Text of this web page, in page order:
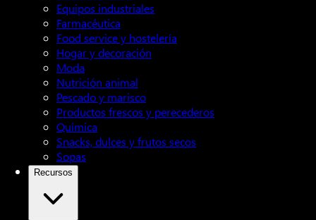
Equipos industriales
Farmacéutica
Food service y hostelería
Hogar y decoración
Moda
Nutrición animal
Pescado y marisco
Productos frescos y perecederos
Química
Snacks, dulces y frutos secos
Sopas
Recursos